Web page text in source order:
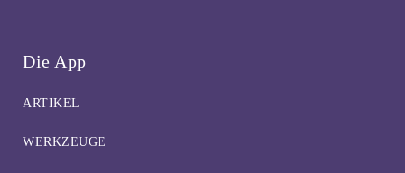
Die App
ARTIKEL
WERKZEUGE